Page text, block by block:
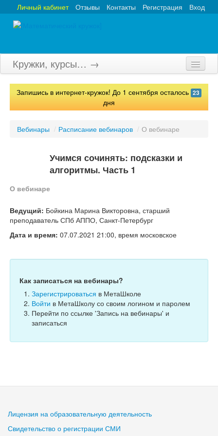
Вход
Регистрация
Контакты
Отзывы
Личный кабинет
Кружки, курсы… →
Главная
Тесты
Книги
Игры
Учитель
Запишись в интернет-кружок! До 1 сентября осталось 23
дня
Вебинары / Расписание вебинаров / О вебинаре
Учимся сочинять: подсказки и
алгоритмы. Часть 1
О вебинаре
Ведущий: Бойкина Марина Викторовна, старший
преподаватель СПб АППО, Санкт-Петербург
Дата и время: 07.07.2021 21:00, время московское
Как записаться на вебинары?
Зарегистрироваться в МетаШколе
Войти в МетаШколу со своим логином и паролем
Перейти по ссылке 'Запись на вебинары' и
записаться
Лицензия на образовательную деятельность
Свидетельство о регистрации СМИ